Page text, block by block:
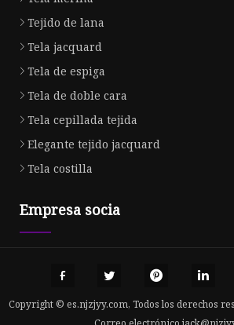
Tejido de lana
Tela jacquard
Tela de espiga
Tela de doble cara
Tela cepillada tejida
Elegante tejido jacquard
Tela costilla
Empresa socia
Copyright © es.njzjyy.com, Todos los derechos